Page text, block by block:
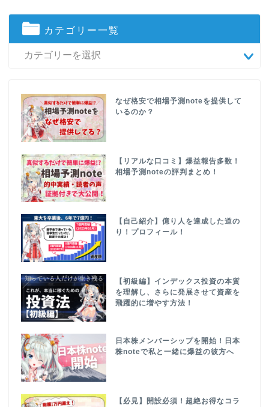
カテゴリー一覧
なぜ格安で相場予測noteを提供して
いるのか？
【リアルな口コミ】爆益報告多数！
相場予測noteの評判まとめ！
【自己紹介】億り人を達成した道の
り！プロフィール！
【初級編】インデックス投資の本質
を理解し、さらに発展させて資産を
飛躍的に増やす方法！
日本株メンバーシップを開始！日本
株noteで私と一緒に爆益の彼方へ
【必見】開設必須！超絶お得なコラ